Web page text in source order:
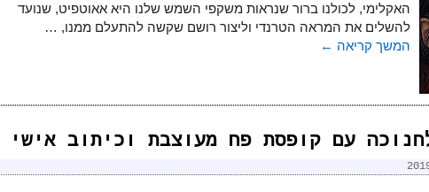
האקלימי, לכולנו ברור שנראות משקפי השמש שלנו היא אאוטפיט, שנועד
להשלים את המראה הטרנדי וליצור רושם שקשה להתעלם ממנו, …
המשך קריאה ←
עם קופסת פח מעוצבת וכיתוב אישי